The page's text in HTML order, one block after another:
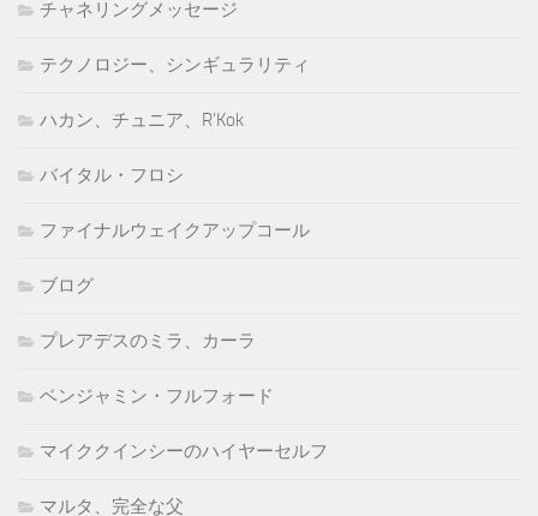
チャネリングメッセージ
テクノロジー、シンギュラリティ
ハカン、チュニア、R'Kok
バイタル・フロシ
ファイナルウェイクアップコール
ブログ
プレアデスのミラ、カーラ
ベンジャミン・フルフォード
マイククインシーのハイヤーセルフ
マルタ、完全な父